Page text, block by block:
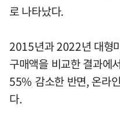
로 나타났다.
2015년과 2022년 대형
구매액을 비교한 결과에
55% 감소한 반면, 온라
다.